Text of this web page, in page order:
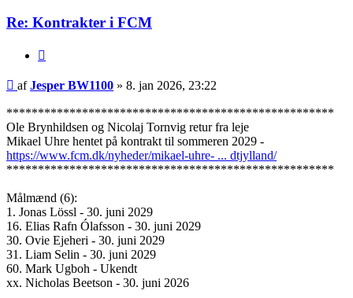
Re: Kontrakter i FCM
Indlæg
afJesper BW1100 » 8. jan 2026, 23:22
****************************************************
Ole Brynhildsen og Nicolaj Tornvig retur fra leje
Mikael Uhre hentet på kontrakt til sommeren 2029 -
https://www.fcm.dk/nyheder/mikael-uhre- ... dtjylland/
****************************************************
Målmænd (6):
1. Jonas Lössl - 30. juni 2029
16. Elias Rafn Ólafsson - 30. juni 2029
30. Ovie Ejeheri - 30. juni 2029
31. Liam Selin - 30. juni 2029
60. Mark Ugboh - Ukendt
xx. Nicholas Beetson - 30. juni 2026